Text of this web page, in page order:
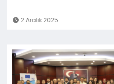
2 Aralık 2025